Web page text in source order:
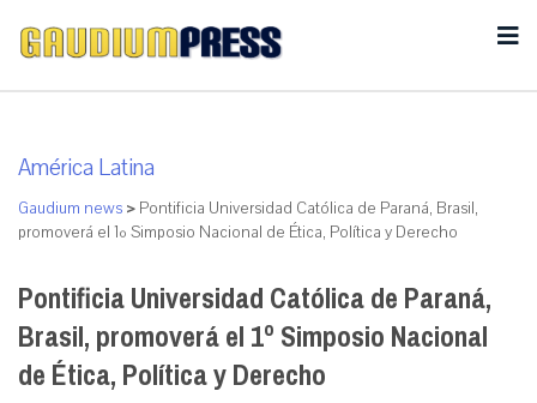
América Latina
Gaudium news > Pontificia Universidad Católica de Paraná, Brasil,
promoverá el 1º Simposio Nacional de Ética, Política y Derecho
Pontificia Universidad Católica de Paraná,
Brasil, promoverá el 1º Simposio Nacional
de Ética, Política y Derecho